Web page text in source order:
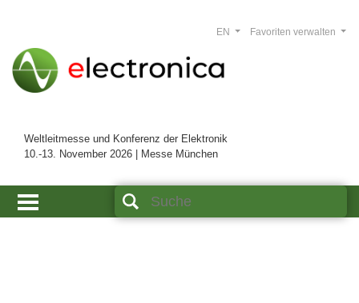
Weltleitmesse und Konferenz der Elektronik
10.-13. November 2026 | Messe München
Favoriten verwalten
EN